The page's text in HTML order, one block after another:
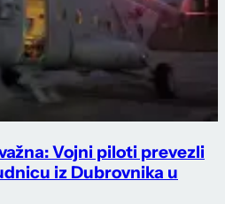
Vojni piloti prevezli
iz Dubrovnika u